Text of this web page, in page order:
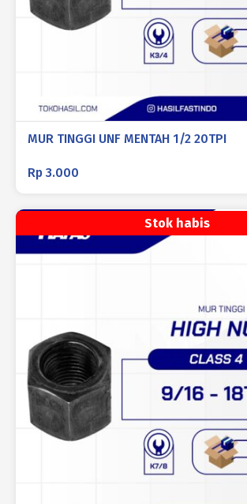
MUR TINGGI UNF MENTAH 1/2 20TPI
Rp 3.000
Stok habis